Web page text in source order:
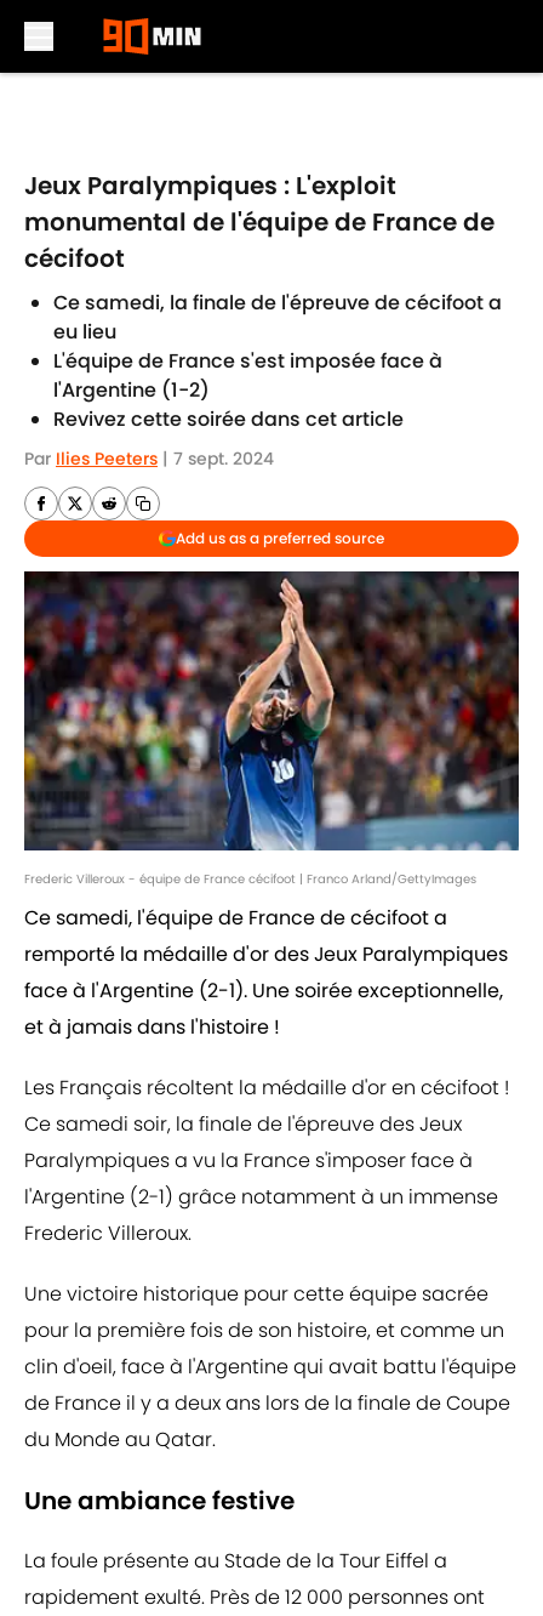
Jeux Paralympiques : L'exploit
monumental de l'équipe de France de
cécifoot
Ce samedi, la finale de l'épreuve de cécifoot a
eu lieu
L'équipe de France s'est imposée face à
l'Argentine (1-2)
Revivez cette soirée dans cet article
Par Ilies Peeters | 7 sept. 2024
Add us as a preferred source
Frederic Villeroux - équipe de France cécifoot | Franco Arland/GettyImages
Ce samedi, l'équipe de France de cécifoot a
remporté la médaille d'or des Jeux Paralympiques
face à l'Argentine (2-1). Une soirée exceptionnelle,
et à jamais dans l'histoire !
Les Français récoltent la médaille d'or en cécifoot !
Ce samedi soir, la finale de l'épreuve des Jeux
Paralympiques a vu la France s'imposer face à
l'Argentine (2-1) grâce notamment à un immense
Frederic Villeroux.
Une victoire historique pour cette équipe sacrée
pour la première fois de son histoire, et comme un
clin d'oeil, face à l'Argentine qui avait battu l'équipe
de France il y a deux ans lors de la finale de Coupe
du Monde au Qatar.
Une ambiance festive
La foule présente au Stade de la Tour Eiffel a
rapidement exulté. Près de 12 000 personnes ont